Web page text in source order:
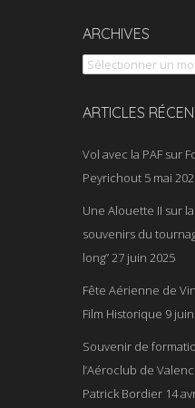
ARCHIVES
Archives
ARTICLES
Vol avec la PAF sur
Peyrichout 5 mai
Une Alouette II sur
souvenirs du
long”27 juin 2025
Fête Aérienne de
Film Historique 9
Souvenir de
l’Aéroclub de
Patrick Bordier 14